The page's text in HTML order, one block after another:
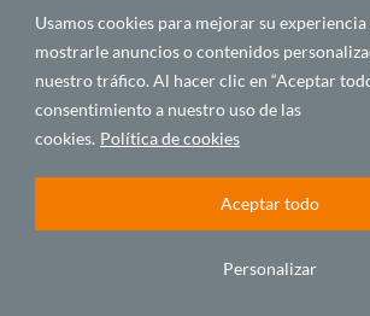
Usamos cookies para mejorar su experiencia
mostrarle anuncios o contenidos
nuestro tráfico. Al hacer clic en “Aceptar
consentimiento a nuestro uso de las
cookies. Política de cookies
Personalizar
Aceptar todo